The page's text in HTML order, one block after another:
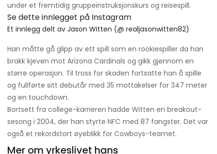
under et fremtidig gruppeinstruksjonskurs og reisespill.
Se dette innlegget på Instagram
Et innlegg delt av Jason Witten (@ realjasonwitten82)
Han måtte gå glipp av ett spill som en rookiespiller da han
brakk kjeven mot Arizona Cardinals og gikk gjennom en
større operasjon. Til tross for skaden fortsatte han å spille
og fullførte sitt debutår med 35 mottakelser for 347 meter
og en touchdown.
Bortsett fra college-karrieren hadde Witten en breakout-
sesong i 2004, der han styrte NFC med 87 fangster. Det var
også et rekordstort øyeblikk for Cowboys-teamet.
Mer om yrkeslivet hans